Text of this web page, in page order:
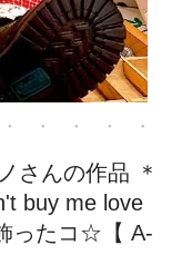
さんの作品 ＊
buy me love
ったコ☆【 A-